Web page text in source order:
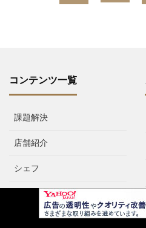
コンテンツ一覧
課題解決
店舗紹介
シェフ
料理・レシピ